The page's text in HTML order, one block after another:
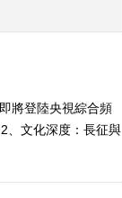
將登陸央視綜合頻
、文化深度：長征與